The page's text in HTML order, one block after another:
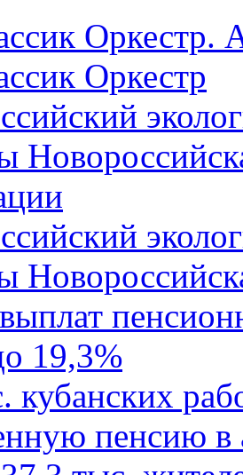
Оркестр.
Оркестр
19,3%
кубанских
пенсию в